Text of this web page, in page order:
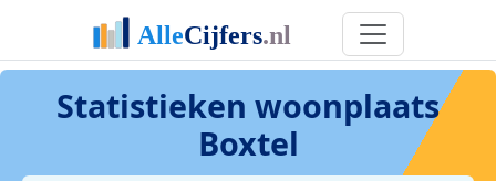
Statistieken woonplaats
Boxtel